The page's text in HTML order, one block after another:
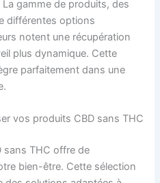
gamme de produits, des
différentes options
notent une récupération
plus dynamique. Cette
parfaitement dans une
vos produits CBD sans THC
sans THC offre de
bien-être. Cette sélection